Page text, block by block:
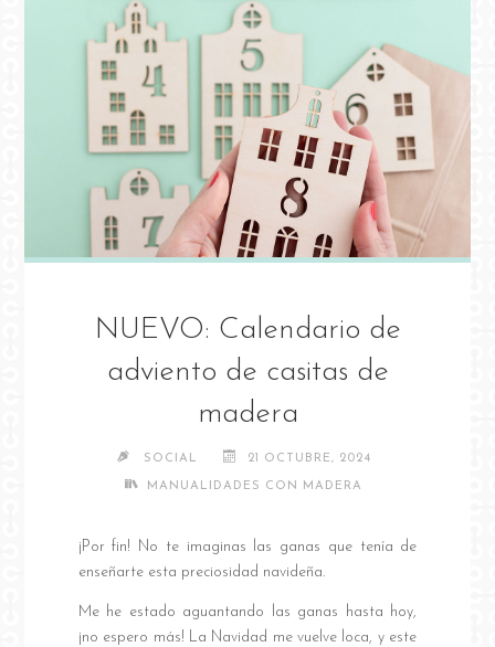
NUEVO: Calendario de
adviento de casitas de
madera
SOCIAL 21 OCTUBRE, 2024
MANUALIDADES CON MADERA
¡Por fin! No te imaginas las ganas que tenía de
enseñarte esta preciosidad navideña.
Me he estado aguantando las ganas hasta hoy,
¡no espero más! La Navidad me vuelve loca, y este